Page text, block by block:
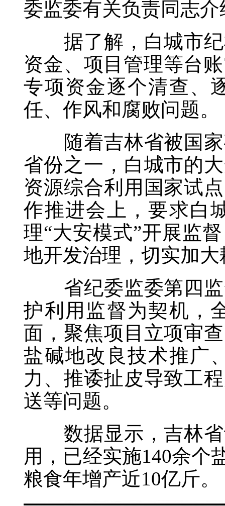
委监委有关负责同志介
据了解，白城市纪
资金、项目管理等台
专项资金逐个清查、
任、作风和腐败问题。
随着吉林省被国家
省份之一，白城市的
资源综合利用国家试
作推进会上，要求白
理“大安模式”开展监
地开发治理，切实加
省纪委监委第四监
护利用监督为契机，
面，聚焦项目立项审
盐碱地改良技术推广
力、推诿扯皮导致工
送等问题。
数据显示，吉林省
用，已经实施140余个
粮食年增产近10亿斤